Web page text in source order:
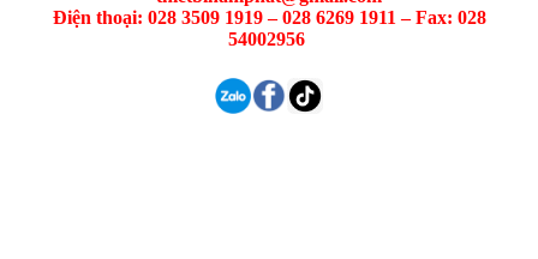
Điện thoại: 028 3509 1919 – 028 6269 1911 – Fax: 028
54002956